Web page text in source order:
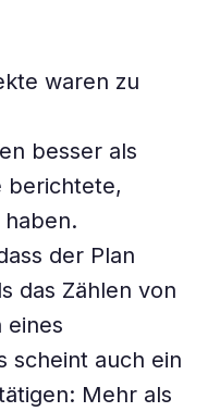
waren zu
besser als
berichtete,
der Plan
das Zählen von
eines
scheint auch ein
Mehr als